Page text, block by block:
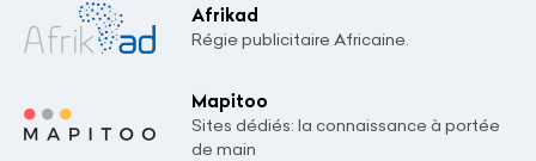
Afrikad
Régie publicitaire Africaine.
Mapitoo
Sites dédiés: la connaissance à portée
de main